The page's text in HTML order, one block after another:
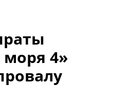
моря 4»